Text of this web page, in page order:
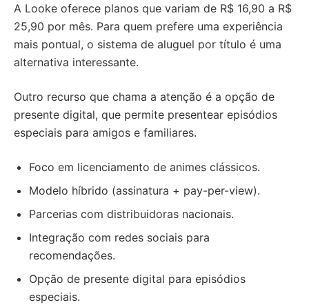
A Looke oferece planos que variam de R$ 16,90 a R$
25,90 por mês. Para quem prefere uma experiência
mais pontual, o sistema de aluguel por título é uma
alternativa interessante.
Outro recurso que chama a atenção é a opção de
presente digital, que permite presentear episódios
especiais para amigos e familiares.
Foco em licenciamento de animes clássicos.
Modelo híbrido (assinatura + pay-per-view).
Parcerias com distribuidoras nacionais.
Integração com redes sociais para
recomendações.
Opção de presente digital para episódios
especiais.